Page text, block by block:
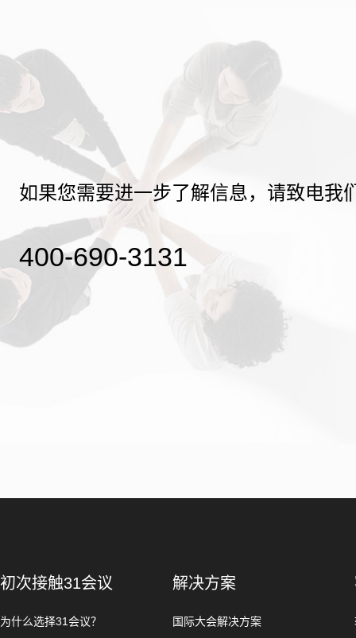
如果您需要进一步了解信息，请致电我
400-690-3131
初次接触31会议
为什么选择31会议？
解决方案
国际大会解决方案